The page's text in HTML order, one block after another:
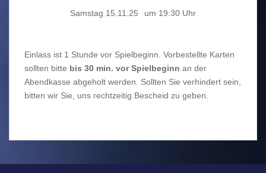
Samstag 15.11.25 um 19:30 Uhr
Einlass ist 1 Stunde vor Spielbeginn. Vorbestellte Karten
sollten bitte bis 30 min. vor Spielbeginn an der
Abendkasse abgeholt werden. Sollten Sie verhindert sein,
bitten wir Sie, uns rechtzeitig Bescheid zu geben.